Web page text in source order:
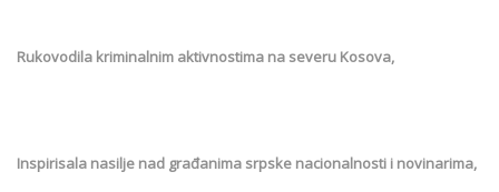
Rukovodila kriminalnim aktivnostima na severu Kosova,
Inspirisala nasilje nad građanima srpske nacionalnosti i novinarima,